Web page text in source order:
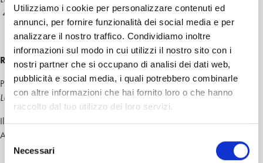
Utilizziamo i cookie per personalizzare contenuti ed
annunci, per fornire funzionalità dei social media e per
analizzare il nostro traffico. Condividiamo inoltre
informazioni sul modo in cui utilizzi il nostro sito con i
nostri partner che si occupano di analisi dei dati web,
pubblicità e social media, i quali potrebbero combinarle
con altre informazioni che hai fornito loro o che hanno
raccolto dal tuo utilizzo dei loro servizi.
S
Necessari
48
Riflessionisulla clinica
Psicoanalisi dei genitori e delle famiglie come insiemi plurisoggettivi,
Ludovica Grassi55
Il contributo della valutazione psicoanalitica in un Disturbo Specifico di
Apprendimento,